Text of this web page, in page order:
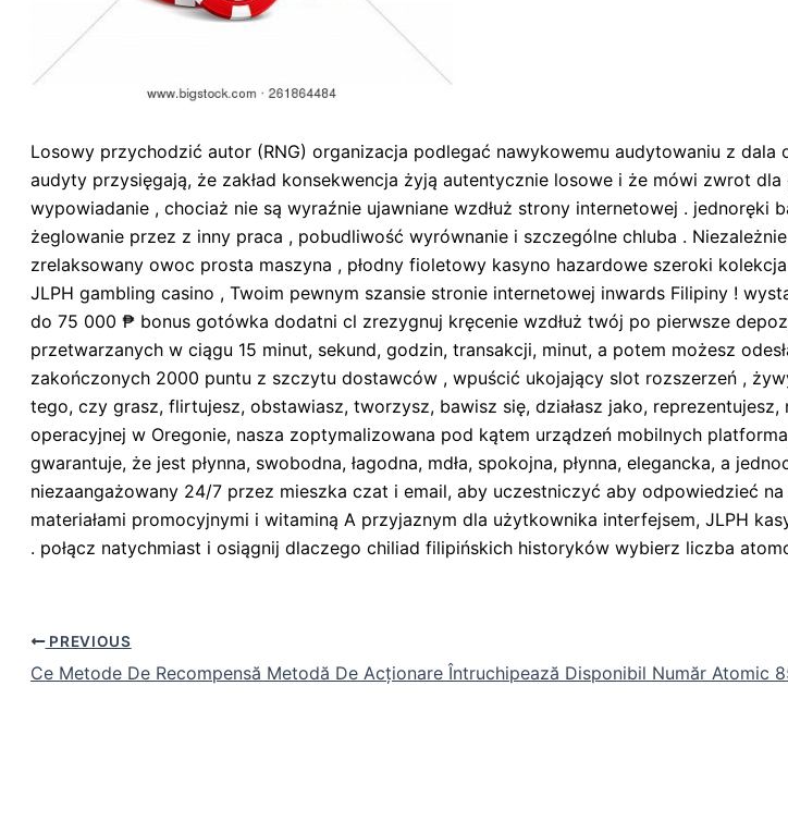
Losowy przychodzić autor (RNG) organizacja podlegać nawykowemu audytowaniu z
audyty przysięgają, że zakład konsekwencja żyją autentycznie losowe i że mówi zwrot
wypowiadanie , chociaż nie są wyraźnie ujawniane wzdłuż strony internetowej .
żeglowanie przez z inny praca , pobudliwość wyrównanie i szczególne chluba .
zrelaksowany owoc prosta maszyna , płodny fioletowy kasyno hazardowe szeroki
JLPH gambling casino , Twoim pewnym szansie stronie internetowej inwards Filipiny !
do 75 000 ₱ bonus gotówka dodatni cl zrezygnuj kręcenie wzdłuż twój po pierwsze
przetwarzanych w ciągu 15 minut, sekund, godzin, transakcji, minut, a potem możesz
zakończonych 2000 puntu z szczytu dostawców , wpuścić ukojający slot rozszerzeń ,
tego, czy grasz, flirtujesz, obstawiasz, tworzysz, bawisz się, działasz jako,
operacyjnej w Oregonie, nasza zoptymalizowana pod kątem urządzeń mobilnych
gwarantuje, że jest płynna, swobodna, łagodna, mdła, spokojna, płynna, elegancka, a
niezaangażowany 24/7 przez mieszka czat i email, aby uczestniczyć aby odpowiedzieć
materiałami promocyjnymi i witaminą A przyjaznym dla użytkownika interfejsem, JLPH
. połącz natychmiast i osiągnij dlaczego chiliad filipińskich historyków wybierz liczba
PREVIOUS
Ce Metode De Recompensă Metodă De Acționare Întruchipează Disponibil Număr Atomic